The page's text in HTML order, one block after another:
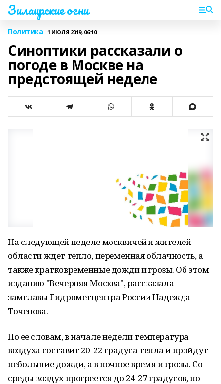
Зилаирские огни
Политика 1 ИЮЛЯ 2019, 06:10
Синоптики рассказали о
погоде в Москве на
предстоящей неделе
На следующей неделе москвичей и жителей
области ждет тепло, переменная облачность, а
также кратковременные дожди и грозы. Об этом
изданию "Вечерняя Москва", рассказала
замглавы Гидрометцентра России Надежда
Точенова.
По ее словам, в начале недели температура
воздуха составит 20-22 градуса тепла и пройдут
небольшие дожди, а в ночное время и грозы. Со
среды воздух прогреется до 24-27 градусов, по